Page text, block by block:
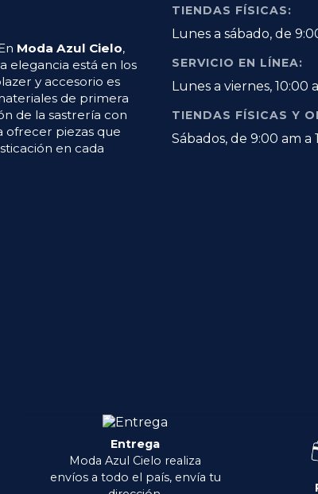
Moda Azul Cielo,
elegancia está en los
y accesorio es
de primera
de la sastrería con
ofrecer piezas que
en cada
TIENDAS FÍSICAS:
Lunes a sábado, de
SERVICIO EN LÍNEA:
Lunes a viernes, 10:00
TIENDAS FÍSICAS Y
Sábados, de 9:00 am a
Entrega
Moda Azul Cielo realiza
envíos a todo el país, envía tu